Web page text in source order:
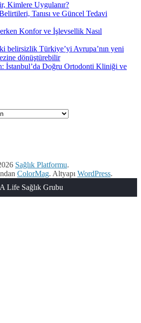
Kimlere Uygulanır?
Tanısı ve Güncel Tedavi
Konfor ve İşlevsellik Nasıl
belirsizlik Türkiye’yi Avrupa’nın yeni
dönüştürebilir
İstanbul’da Doğru Ortodonti Kliniği ve
Sağlık Platformu.
ColorMag. Altyapı WordPress.
A Life Sağlık Grubu